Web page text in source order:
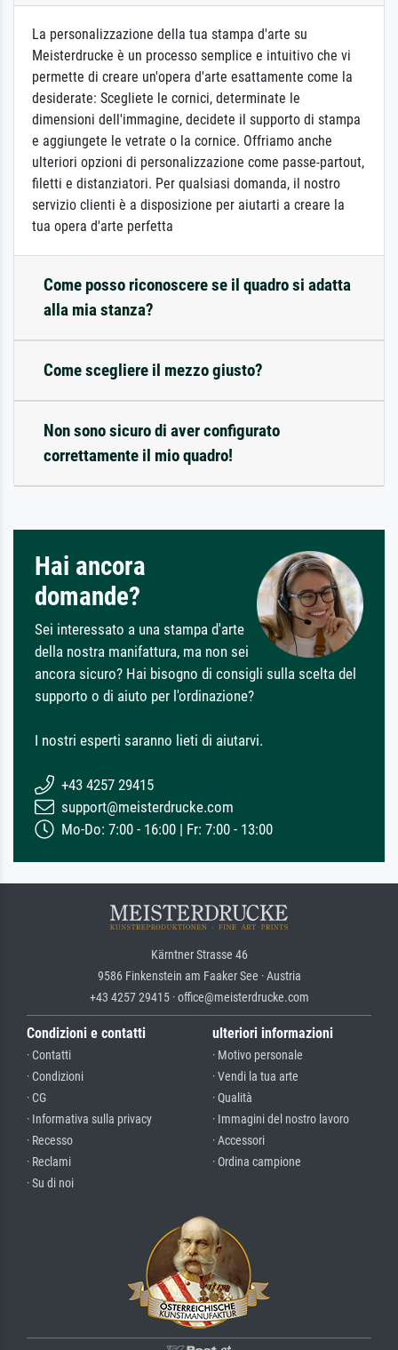
La personalizzazione della tua stampa d'arte su
Meisterdrucke è un processo semplice e intuitivo che vi
permette di creare un'opera d'arte esattamente come la
desiderate: Scegliete le cornici, determinate le
dimensioni dell'immagine, decidete il supporto di stampa
e aggiungete le vetrate o la cornice. Offriamo anche
ulteriori opzioni di personalizzazione come passe-partout,
filetti e distanziatori. Per qualsiasi domanda, il nostro
servizio clienti è a disposizione per aiutarti a creare la
tua opera d'arte perfetta
Come posso riconoscere se il quadro si adatta
alla mia stanza?
Come scegliere il mezzo giusto?
Non sono sicuro di aver configurato
correttamente il mio quadro!
Hai ancora
domande?
Sei interessato a una stampa d'arte
della nostra manifattura, ma non sei
ancora sicuro? Hai bisogno di consigli sulla scelta del
supporto o di aiuto per l'ordinazione?
I nostri esperti saranno lieti di aiutarvi.
+43 4257 29415
support@meisterdrucke.com
Mo-Do: 7:00 - 16:00 | Fr: 7:00 - 13:00
Kärntner Strasse 46
9586 Finkenstein am Faaker See · Austria
+43 4257 29415 · office@meisterdrucke.com
Condizioni e contatti
· Contatti
· Condizioni
· CG
· Informativa sulla privacy
· Recesso
· Reclami
· Su di noi
ulteriori informazioni
· Motivo personale
· Vendi la tua arte
· Qualità
· Immagini del nostro lavoro
· Accessori
· Ordina campione